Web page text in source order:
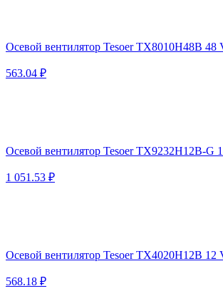
Осевой вентилятор Tesoer TX8010H48B 48
563.04 ₽
Осевой вентилятор Tesoer TX9232H12B-G
1 051.53 ₽
Осевой вентилятор Tesoer TX4020H12B 12
568.18 ₽